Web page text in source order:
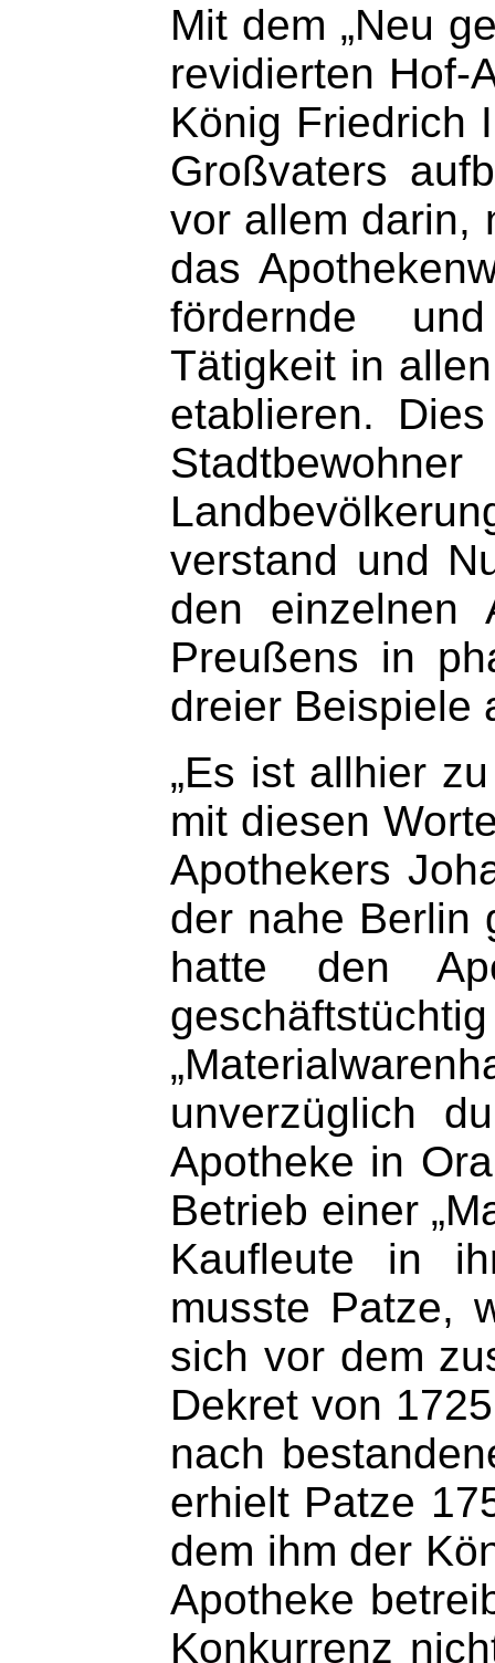
Mit dem „Neu
revidierten Hof-
König Friedrich
Großvaters
vor allem darin,
das
fördernde
Tätigkeit in
etablieren.
verstand und
den einzelnen
Preußens in
dreier Beispiele
„Es ist allhier
mit diesen
Apothekers
der nahe Berlin
hatte den
unverzüglich
Apotheke in
Betrieb einer
Kaufleute in
musste Patze,
sich vor dem
Dekret von
nach
erhielt Patze
dem ihm der
Apotheke
Konkurrenz